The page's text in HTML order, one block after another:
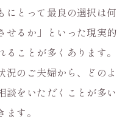
にとって最良の選択は何
せるか」といった現実的
ことが多くあります。
況のご夫婦から、どのよ
談をいただくことが多い
す。